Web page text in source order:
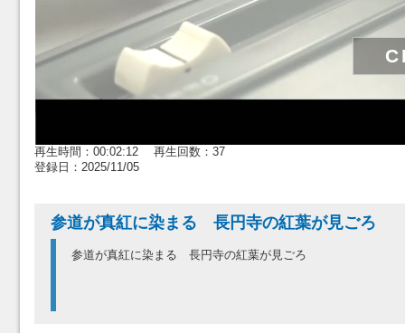
再生時間：00:02:12 再生回数：37
登録日：2025/11/05
参道が真紅に染まる 長円寺の紅葉が見ごろ
参道が真紅に染まる 長円寺の紅葉が見ごろ